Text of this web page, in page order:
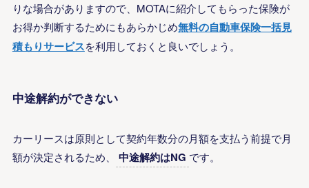
りな場合がありますので、MOTAに紹介してもらった保険が
お得か判断するためにもあらかじめ無料の自動車保険一括見
積もりサービスを利用しておくと良いでしょう。
中途解約ができない
カーリースは原則として契約年数分の月額を支払う前提で月
額が決定されるため、
中途解約はNG です。